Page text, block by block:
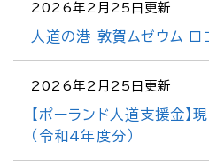
2026年2月25日更新
人道の港 敦賀ムゼウム ロ
2026年2月25日更新
【ポーランド人道支援金】
（令和4年度分）